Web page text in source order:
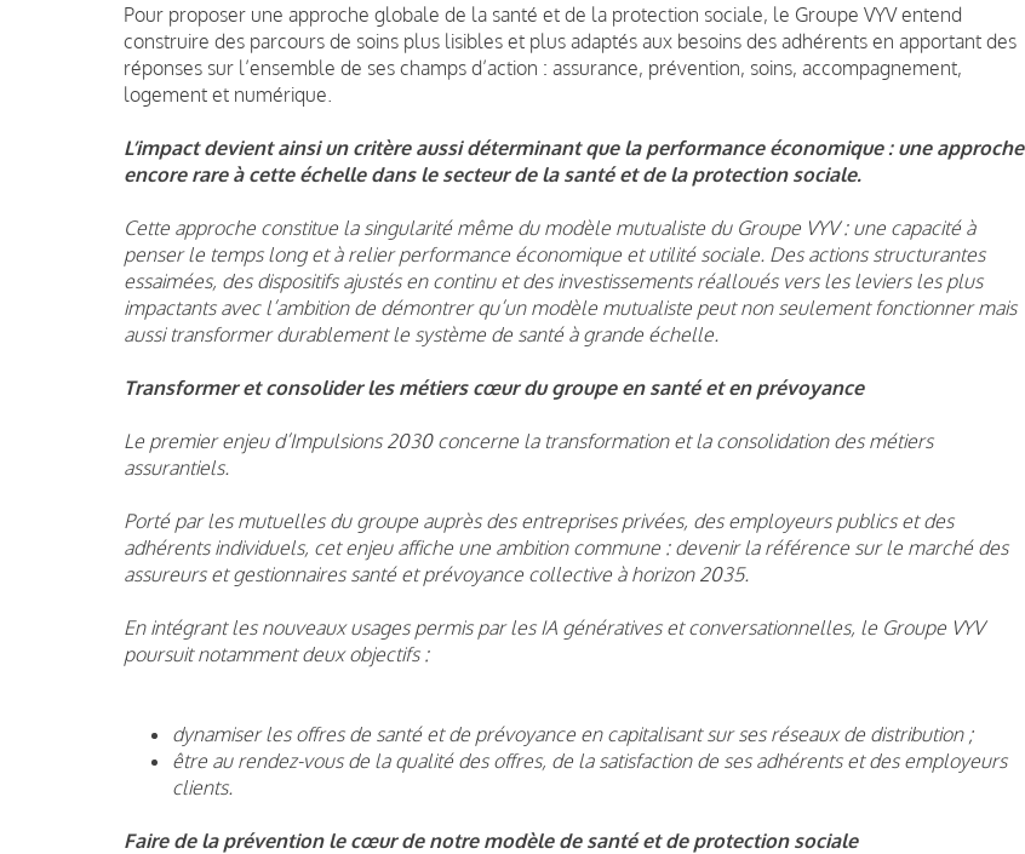
Pour proposer une approche globale de la santé et de la protection sociale, le Groupe VYV entend
construire des parcours de soins plus lisibles et plus adaptés aux besoins des adhérents en apportant des
réponses sur l’ensemble de ses champs d’action : assurance, prévention, soins, accompagnement,
logement et numérique.
L’impact devient ainsi un critère aussi déterminant que la performance économique : une approche
encore rare à cette échelle dans le secteur de la santé et de la protection sociale.
Cette approche constitue la singularité même du modèle mutualiste du Groupe VYV : une capacité à
penser le temps long et à relier performance économique et utilité sociale. Des actions structurantes
essaimées, des dispositifs ajustés en continu et des investissements réalloués vers les leviers les plus
impactants avec l’ambition de démontrer qu’un modèle mutualiste peut non seulement fonctionner mais
aussi transformer durablement le système de santé à grande échelle.
Transformer et consolider les métiers cœur du groupe en santé et en prévoyance
Le premier enjeu d’Impulsions 2030 concerne la transformation et la consolidation des métiers
assurantiels.
Porté par les mutuelles du groupe auprès des entreprises privées, des employeurs publics et des
adhérents individuels, cet enjeu affiche une ambition commune : devenir la référence sur le marché des
assureurs et gestionnaires santé et prévoyance collective à horizon 2035.
En intégrant les nouveaux usages permis par les IA génératives et conversationnelles, le Groupe VYV
poursuit notamment deux objectifs :
dynamiser les offres de santé et de prévoyance en capitalisant sur ses réseaux de distribution ;
être au rendez-vous de la qualité des offres, de la satisfaction de ses adhérents et des employeurs
clients.
Faire de la prévention le cœur de notre modèle de santé et de protection sociale